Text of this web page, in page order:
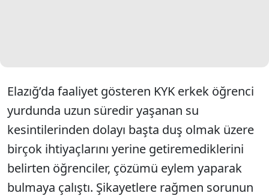
Elazığ’da faaliyet gösteren KYK erkek öğrenci
yurdunda uzun süredir yaşanan su
kesintilerinden dolayı başta duş olmak üzere
birçok ihtiyaçlarını yerine getiremediklerini
belirten öğrenciler, çözümü eylem yaparak
bulmaya çalıştı. Şikayetlere rağmen sorunun